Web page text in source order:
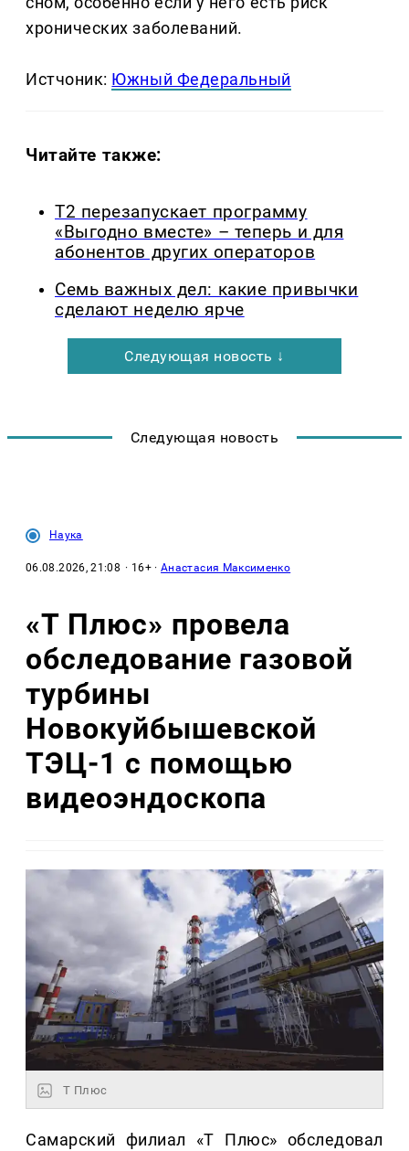
хронических заболеваний.
Истчоник: Южный Федеральный
Читайте также:
Т2 перезапускает программу
«Выгодно вместе» – теперь и для
абонентов других операторов
Семь важных дел: какие привычки
сделают неделю ярче
Следующая новость ↓
Следующая новость
Наука
06.08.2026, 21:08 · 16+ ·Анастасия Максименко
«Т Плюс» провела
обследование газовой
турбины
Новокуйбышевской
ТЭЦ-1 с помощью
видеоэндоскопа
Т Плюс
Самарский филиал «Т Плюс» обследовал